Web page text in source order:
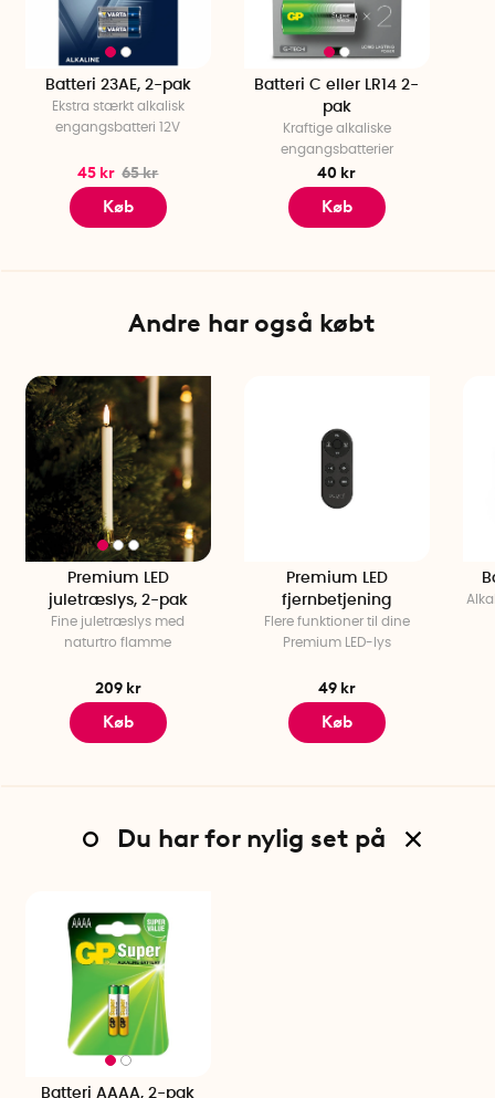
Batteri 23AE, 2-pak
Ekstra stærkt alkalisk
engangsbatteri 12V
45 kr 65 kr
Køb
Batteri C eller LR14 2-
pak
Kraftige alkaliske
engangsbatterier
40 kr
Køb
Andre har også købt
Premium LED
juletræslys, 2-pak
Fine juletræslys med
naturtro flamme
209 kr
Køb
Premium LED
fjernbetjening
Flere funktioner til dine
Premium LED-lys
49 kr
Køb
Du har for nylig set på
Batteri AAAA, 2-pak